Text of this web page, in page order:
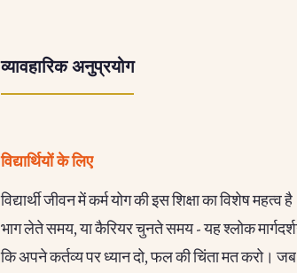
व्यावहारिक अनुप्रयोग
विद्यार्थियों के लिए
विद्यार्थी जीवन में कर्म योग की इस शिक्षा का विशेष
भाग लेते समय, या कैरियर चुनते समय - यह श्लोक
कि अपने कर्तव्य पर ध्यान दो, फल की चिंता मत करो।